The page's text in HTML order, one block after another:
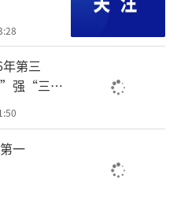
变回古印度和中国封
，只能由佛教来改变
打开学生的智慧，不
是一种沟通工具，它
，听者也不一定真正
人听老师讲要发菩提
第三
”强“三
一